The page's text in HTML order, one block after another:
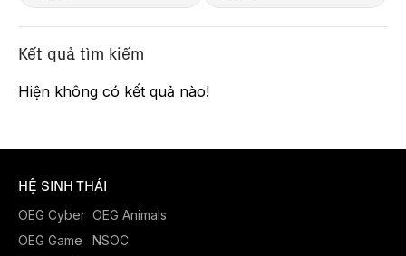
Kết quả tìm kiếm
Hiện không có kết quả nào!
HỆ SINH THÁI
OEG Cyber
OEG Game
OEG Animals
NSOC